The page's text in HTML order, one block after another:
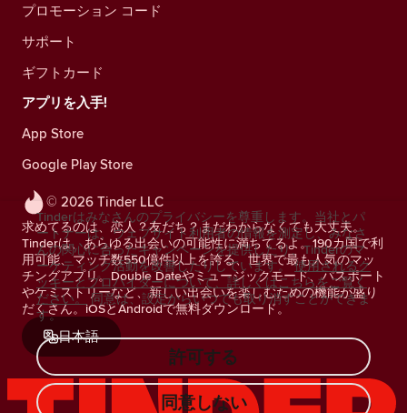
© 2026 Tinder LLC
求めてるのは、恋人？友だち？まだわからなくても大丈夫。
Tinderは、あらゆる出会いの可能性に満ちてるよ。190カ国で利
用可能、マッチ数550億件以上を誇る、世界で最も人気のマッ
チングアプリ。Double Dateやミュージックモード、パスポート
やケミストリーなど、新しい出会いを楽しむための機能が盛り
だくさん。iOSとAndroidで無料ダウンロード。
日本語
プロモーション コード
サポート
ギフトカード
アプリを入手!
App Store
Google Play Store
Tinderはみなさんのプライバシーを尊重します。当社とパ
ートナーは、ウェブサイト利用者の情報を測定し、みなさ
んの関心に合ったキャンペーンを提供したり、Tinderのマ
ーケティング活動を改善したりしています。 使用されるク
ッキーとプロバイダーについて、詳しくはこちらをご覧く
ださい。 同意は、設定からいつでも取り消すことができま
す。
許可する
同意しない